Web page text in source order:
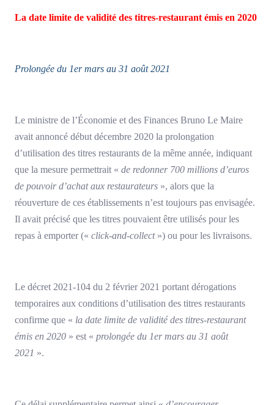
La date limite de validité des titres-restaurant émis en 2020
Prolongée du 1er mars au 31 août 2021
Le ministre de l’Économie et des Finances Bruno Le Maire
avait annoncé début décembre 2020 la prolongation
d’utilisation des titres restaurants de la même année, indiquant
que la mesure permettrait « de redonner 700 millions d’euros
de pouvoir d’achat aux restaurateurs », alors que la
réouverture de ces établissements n’est toujours pas envisagée.
Il avait précisé que les titres pouvaient être utilisés pour les
repas à emporter (« click-and-collect ») ou pour les livraisons.
Le décret 2021-104 du 2 février 2021 portant dérogations
temporaires aux conditions d’utilisation des titres restaurants
confirme que « la date limite de validité des titres-restaurant
émis en 2020 » est « prolongée du 1er mars au 31 août
2021 ».